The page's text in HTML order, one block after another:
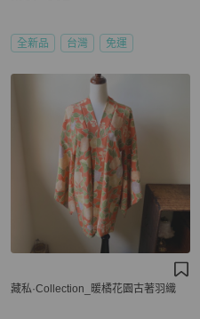
全新品 台灣 免運
藏私·Collection_暖橘花園古著羽織